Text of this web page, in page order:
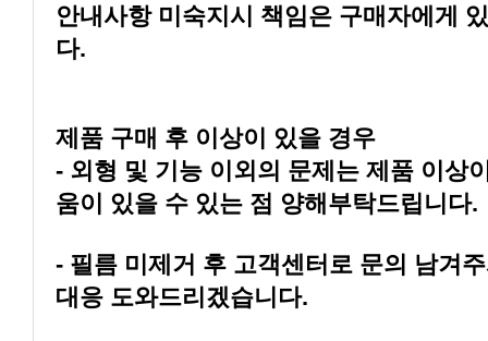
다.
제품 구매 후 이상이 있을 경우
움이 있을 수 있는 점 양해부탁드립니다.
대응 도와드리겠습니다.